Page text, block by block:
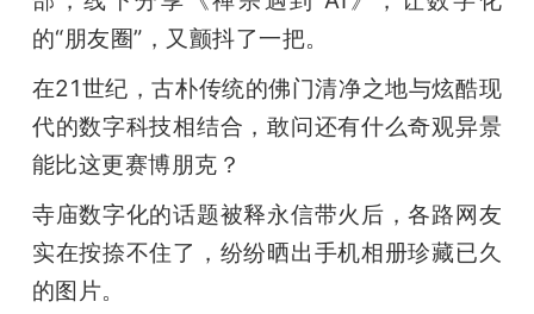
开
课
动
中
的“朋友圈”，又颤抖了一把。
在21世纪，古朴传统的佛门清净之地与炫酷现
代的数字科技相结合，敢问还有什么奇观异景
能比这更赛博朋克？
寺庙数字化的话题被释永信带火后，各路网友
实在按捺不住了，纷纷晒出手机相册珍藏已久
的图片。